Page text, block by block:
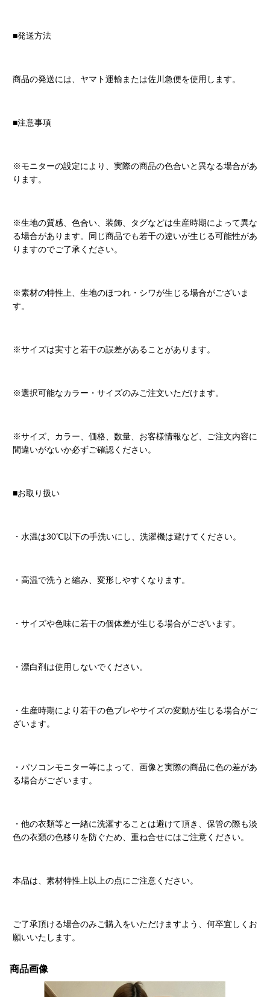
■発送方法
商品の発送には、ヤマト運輸または佐川急便を使用します。
■注意事項
※モニターの設定により、実際の商品の色合いと異なる場合があ
ります。
※生地の質感、色合い、装飾、タグなどは生産時期によって異な
る場合があります。同じ商品でも若干の違いが生じる可能性があ
りますのでご了承ください。
※素材の特性上、生地のほつれ・シワが生じる場合がございま
す。
※サイズは実寸と若干の誤差があることがあります。
※選択可能なカラー・サイズのみご注文いただけます。
※サイズ、カラー、価格、数量、お客様情報など、ご注文内容に
間違いがないか必ずご確認ください。
■お取り扱い
・水温は30℃以下の手洗いにし、洗濯機は避けてください。
・高温で洗うと縮み、変形しやすくなります。
・サイズや色味に若干の個体差が生じる場合がございます。
・漂白剤は使用しないでください。
・生産時期により若干の色ブレやサイズの変動が生じる場合がご
ざいます。
・パソコンモニター等によって、画像と実際の商品に色の差があ
る場合がございます。
・他の衣類等と一緒に洗濯することは避けて頂き、保管の際も淡
色の衣類の色移りを防ぐため、重ね合せにはご注意ください。
本品は、素材特性上以上の点にご注意ください。
ご了承頂ける場合のみご購入をいただけますよう、何卒宜しくお
願いいたします。
商品画像